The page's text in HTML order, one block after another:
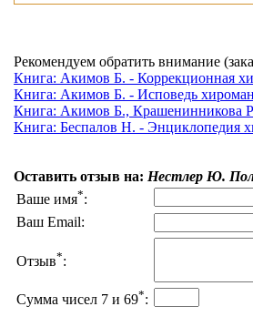
Рекомендуем обратить внимание
Книга: Акимов Б. - Коррекционная
Книга: Акимов Б. - Исповедь
Книга: Акимов Б., Крашенинникова
Книга: Беспалов Н. - Энциклопедия
Оставить отзыв на: Нестлер Ю.
Ваше имя*:
Ваш Email:
Отзыв*:
Сумма чисел 7 и 69*: